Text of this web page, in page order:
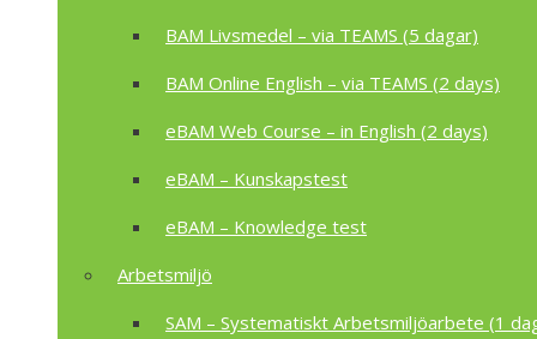
BAM Livsmedel – via TEAMS (5 dagar)
BAM Online English – via TEAMS (2 days)
eBAM Web Course – in English (2 days)
eBAM – Kunskapstest
eBAM – Knowledge test
Arbetsmiljö
SAM – Systematiskt Arbetsmiljöarbete (1